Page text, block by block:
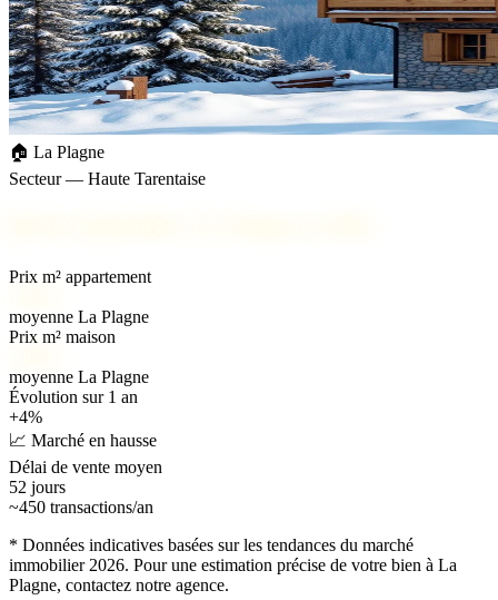
🏠 La Plagne
Secteur — Haute Tarentaise
Prix m² appartement
moyenne La Plagne
Prix m² maison
moyenne La Plagne
Évolution sur 1 an
+4%
📈 Marché en hausse
Délai de vente moyen
52 jours
~450 transactions/an
* Données indicatives basées sur les tendances du marché
immobilier 2026. Pour une estimation précise de votre bien à La
Plagne, contactez notre agence.